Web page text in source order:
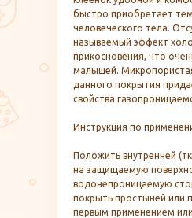
быстро приобретает
человеческого тела.
называемый эффект
прикосновения, что
малышей.
данного покрытия
свойства
Инструкция по
Положить внутренней
на защищаемую
водонепроницаемую
покрыть простыней или
первым применением